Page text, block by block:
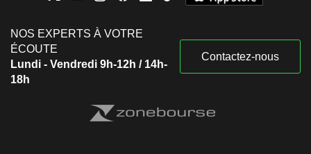
NOS EXPERTS À VOTRE
ÉCOUTE
Lundi - Vendredi 9h-12h / 14h-
18h
Contactez-nous